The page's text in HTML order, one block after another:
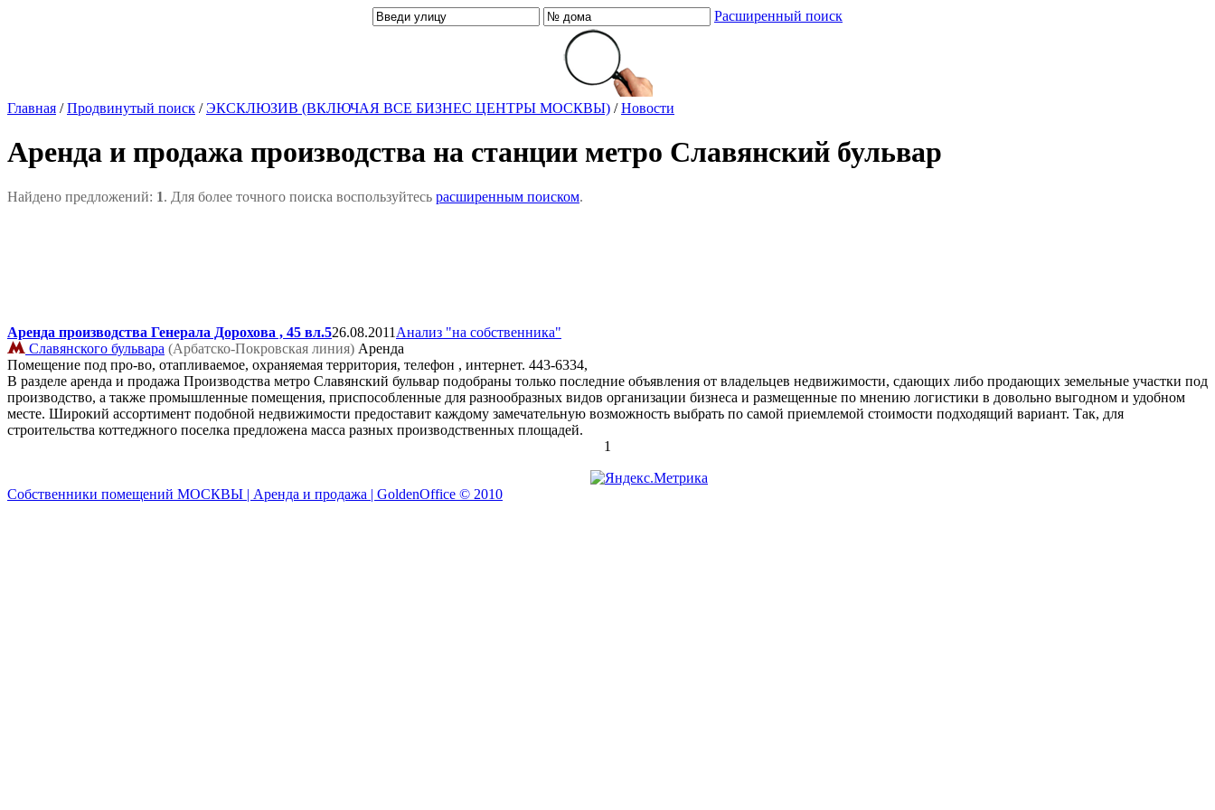
Расширенный поиск
Главная /Продвинутый поиск /ЭКСКЛЮЗИВ (ВКЛЮЧАЯ ВСЕ БИЗНЕС ЦЕНТРЫ МОСКВЫ) /Новости
Аренда и продажа производства на станции метро Славянский бульвар
Найдено предложений: 1. Для более точного поиска воспользуйтесь расширенным поиском.
Аренда производства Генерала Дорохова , 45 вл.526.08.2011 Анализ "на собственника"
Славянского бульвара (Арбатско-Покровская линия) Аренда
Помещение под про-во, отапливаемое, охраняемая территория, телефон , интернет. 443-6334,
В разделе аренда и продажа Производства метро Славянский бульвар подобраны только последние объявления от владельцев недвижимости, сдающих либо продающих земельные участки под
производство, а также промышленные помещения, приспособленные для разнообразных видов организации бизнеса и размещенные по мнению логистики в довольно выгодном и удобном
месте. Широкий ассортимент подобной недвижимости предоставит каждому замечательную возможность выбрать по самой приемлемой стоимости подходящий вариант. Так, для
строительства коттеджного поселка предложена масса разных производственных площадей.
1
Собственники помещений МОСКВЫ | Аренда и продажа | GoldenOffice © 2010